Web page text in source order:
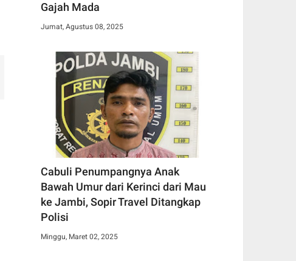
Gajah Mada
Jumat, Agustus 08, 2025
Cabuli Penumpangnya Anak
Bawah Umur dari Kerinci dari Mau
ke Jambi, Sopir Travel Ditangkap
Polisi
Minggu, Maret 02, 2025